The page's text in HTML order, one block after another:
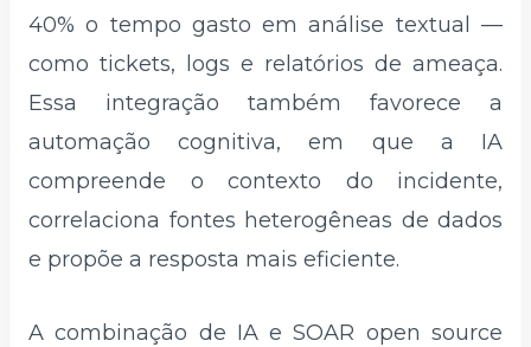
40% o tempo gasto em análise textual —
como tickets, logs e relatórios de ameaça.
Essa integração também favorece a
automação cognitiva, em que a IA
compreende o contexto do incidente,
correlaciona fontes heterogêneas de dados
e propõe a resposta mais eficiente.
A combinação de IA e SOAR open source